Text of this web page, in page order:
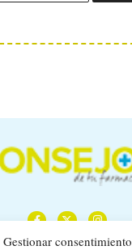
Gestionar consentimiento